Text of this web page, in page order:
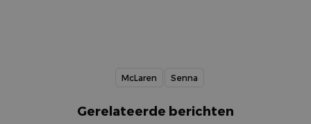
McLaren Senna
Gerelateerde berichten